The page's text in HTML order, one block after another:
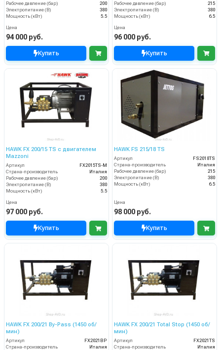
Рабочее давление (бар)
200
Электропитание (В)
380
Мощность (кВт)
5.5
Цена
94 000 руб.
Купить
Рабочее давление (бар)
215
Электропитание (В)
380
Мощность (кВт)
6.5
Цена
96 000 руб.
Купить
HAWK FX 200/15 TS с двигателем
Mazzoni
Артикул
FX2015TS-M
Страна-производитель
Италия
Рабочее давление (бар)
200
Электропитание (В)
380
Мощность (кВт)
5.5
Цена
97 000 руб.
Купить
HAWK FS 215/18 TS
Артикул
FS2018TS
Страна-производитель
Италия
Рабочее давление (бар)
215
Электропитание (В)
380
Мощность (кВт)
6.5
Цена
98 000 руб.
Купить
HAWK FX 200/21 By-Pass (1450 об/
мин)
Артикул
FX2021BP
Страна-производитель
Италия
HAWK FX 200/21 Total Stop (1450 об/
мин)
Артикул
FX2021TS
Страна-производитель
Италия